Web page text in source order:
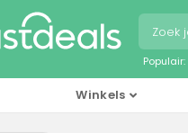
Populair:
Winkels